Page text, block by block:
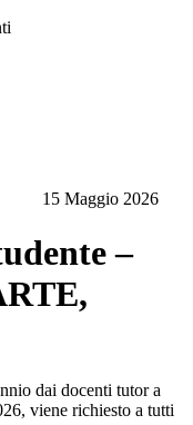
15 Maggio 2026
–
dai docenti tutor a
viene richiesto a tutti